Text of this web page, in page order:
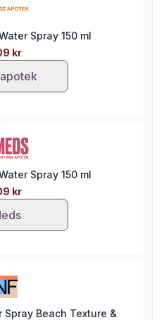
Spray 150 ml
kr
Spray 150 ml
kr
Spray Beach Texture &